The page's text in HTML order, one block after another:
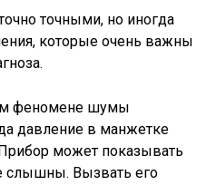
точными, но иногда
которые очень важны
феномене шумы
давление в манжетке
может показывать
слышны. Вызвать его